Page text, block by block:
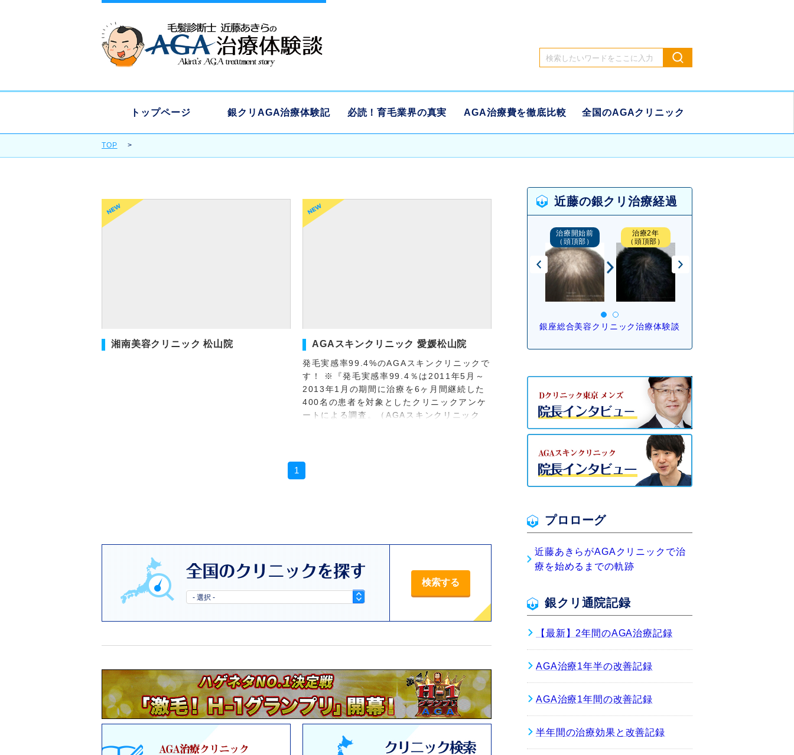
トップページ 銀クリAGA治療体験記 必読！育毛業界の真実 AGA治療費を徹底比較 全国のAGAクリニック
TOP
湘南美容クリニック 松山院 AGAスキンクリニック 愛媛松山院
発毛実感率99.4%のAGAスキンクリニックで
す！ ※『発毛実感率99.4％は2011年5月～
2013年1月の期間に治療を6ヶ月間継続した
400名の患者を対象としたクリニックアンケ
ートによる調査。（AGAスキンクリニック
1
近藤の銀クリ治療経過
治療開始前
（後頭部）
治療2年
（後頭部）
銀座総合美容クリニック治療体験談
プロローグ
近藤あきらがAGAクリニックで治
療を始めるまでの軌跡
銀クリ通院記録
【最新】2年間のAGA治療記録
AGA治療1年半の改善記録
AGA治療1年間の改善記録
半年間の治療効果と改善記録